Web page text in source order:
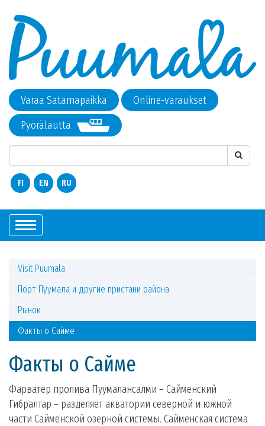
Varaa Satamapaikka
Online-varaukset
Pyörälautta
FI EN RU
Показать/
Скрыть
Visit Puumala
Порт Пуумала и другие пристани района
Рынок
Факты о Сайме
Факты о Сайме
Фарватер пролива Пуумалансалми – Сайменский
Гибралтар – разделяет акватории северной и южной
части Сайменской озерной системы. Сайменская система